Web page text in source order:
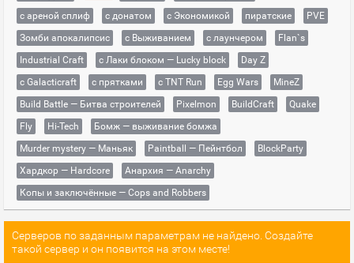
с ареной сплиф
с донатом с Экономикой пиратские
PVE
Зомби апокалипсис
с Выживанием с лаунчером
Flan`s
Industrial Craft
с Лаки блоком — Lucky block
Day Z
с Galacticraft
с прятками с TNT Run Egg Wars
MineZ
Build Battle — Битва строителей
Pixelmon BuildCraft
Quake
Fly
Hi-Tech
Бомж — выживание бомжа
Murder mystery — Маньяк
Paintball — Пейнтбол
BlockParty
Хардкор — Hardcore
Анархия — Anarchy
Копы и заключённые — Cops and Robbers
Серверов по заданным параметрам не найдено. Создайте
такой сервер и он появится на этом месте!